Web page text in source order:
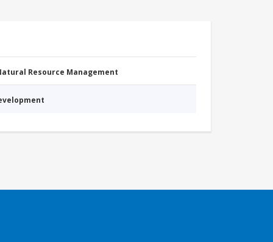
Resource Management